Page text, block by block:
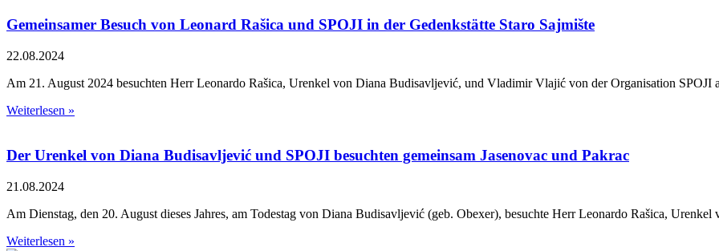
Gemeinsamer Besuch von Leonard Rašica und SPOJI in der Gedenkstätte Staro Sajmište
22.08.2024
Am 21. August 2024 besuchten Herr Leonardo Rašica, Urenkel von Diana Budisavljević, und Vladimir Vlajić von der Organisation SPOJI
Weiterlesen »
Der Urenkel von Diana Budisavljević und SPOJI besuchten gemeinsam Jasenovac und Pakrac
21.08.2024
Am Dienstag, den 20. August dieses Jahres, am Todestag von Diana Budisavljević (geb. Obexer), besuchte Herr Leonardo Rašica, Urenkel
Weiterlesen »